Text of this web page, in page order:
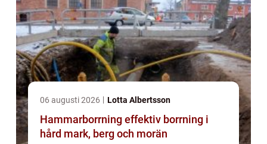
06 augusti 2026 Lotta Albertsson
Hammarborrning effektiv borrning i
hård mark, berg och morän